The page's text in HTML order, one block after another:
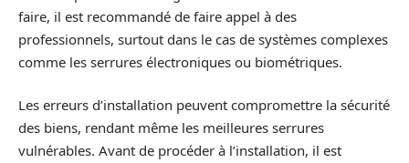
faire, il est recommandé de faire appel à des
professionnels, surtout dans le cas de systèmes complexes
comme les serrures électroniques ou biométriques.
Les erreurs d’installation peuvent compromettre la sécurité
des biens, rendant même les meilleures serrures
vulnérables. Avant de procéder à l’installation, il est